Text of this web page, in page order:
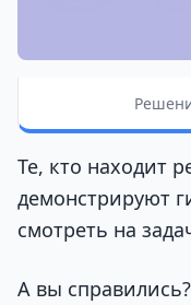
Те, кто находит
демонстрируют
смотреть на
А вы